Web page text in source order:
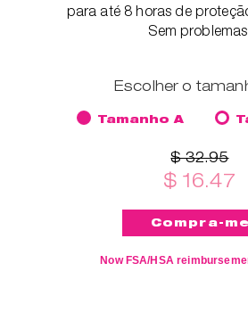
para até 8 horas de
Sem
Escolher o
Tamanho A
$ 32.95
$ 16.47
Now FSA/HSA